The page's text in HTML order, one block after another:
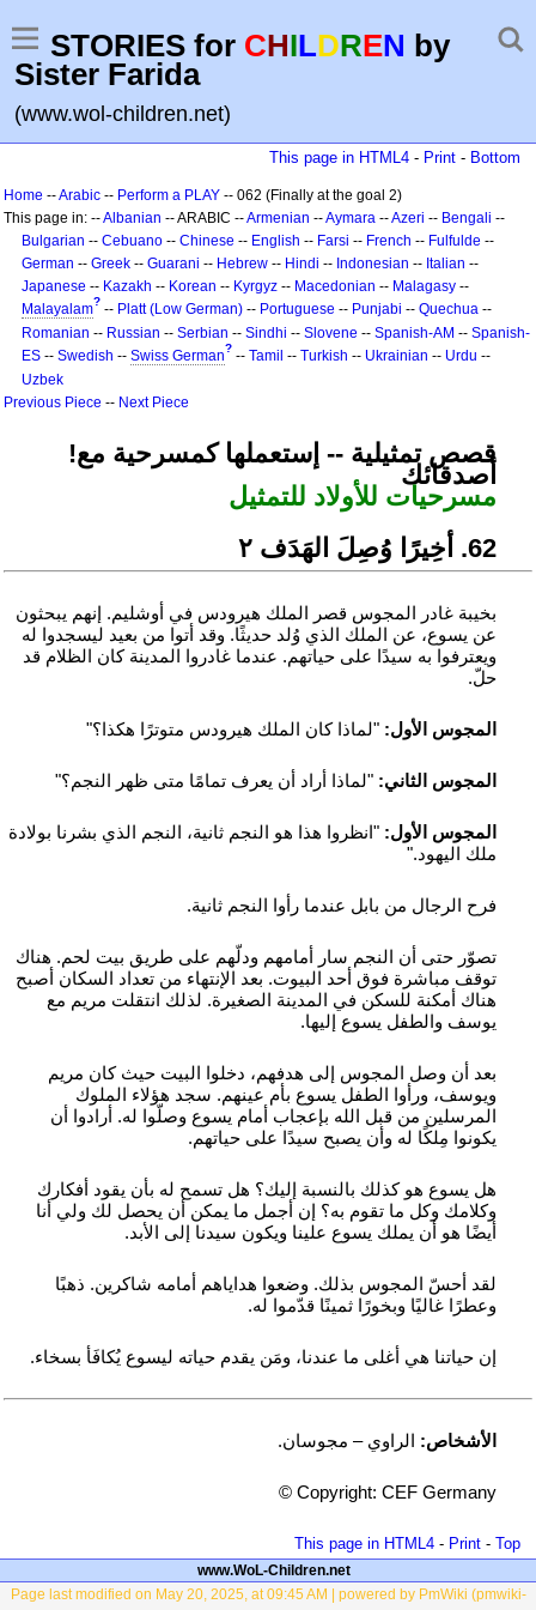
STORIES for CHILDREN by
Sister Farida
(www.wol-children.net)
This page in HTML4 - Print - Bottom
Home --Arabic -- Perform a PLAY -- 062 (Finally at the goal 2)
This page in: --Albanian -- ARABIC --Armenian --Aymara --Azeri -- Bengali --
Bulgarian -- Cebuano -- Chinese -- English -- Farsi -- French -- Fulfulde --
German -- Greek -- Guarani -- Hebrew -- Hindi -- Indonesian -- Italian --
Japanese -- Kazakh -- Korean -- Kyrgyz -- Macedonian -- Malagasy --
Malayalam? -- Platt (Low German) -- Portuguese -- Punjabi -- Quechua --
Romanian -- Russian -- Serbian -- Sindhi -- Slovene -- Spanish-AM -- Spanish-
ES -- Swedish -- Swiss German? -- Tamil -- Turkish -- Ukrainian -- Urdu --
Uzbek
Previous Piece -- Next Piece
!قصص تمثيلية -- إستعملها كمسرحية مع
أصدقائك
مسرحيات للأولاد للتمثيل
26. أخِيرًا وُصِلَ الهَدَف ٢
بخيبة غادر المجوس قصر الملك هيرودس في أوشليم. إنهم يبحثون
عن يسوع، عن الملك الذي وُلد حديثًا. وقد أتوا من بعيد ليسجدوا له
ويعترفوا به سيدًا على حياتهم. عندما غادروا المدينة كان الظلام قد
حلّ.
المجوس الأول: "لماذا كان الملك هيرودس متوترًا هكذا؟"
المجوس الثاني: "لماذا أراد أن يعرف تمامًا متى ظهر النجم؟"
المجوس الأول: "انظروا هذا هو النجم ثانية، النجم الذي بشرنا بولادة
ملك اليهود."
فرح الرجال من بابل عندما رأوا النجم ثانية.
تصوّر حتى أن النجم سار أمامهم ودلّهم على طريق بيت لحم. هناك
توقف مباشرة فوق أحد البيوت. بعد الإنتهاء من تعداد السكان أصبح
هناك أمكنة للسكن في المدينة الصغيرة. لذلك انتقلت مريم مع
يوسف والطفل يسوع إليها.
بعد أن وصل المجوس إلى هدفهم، دخلوا البيت حيث كان مريم
ويوسف، ورأوا الطفل يسوع بأم عينهم. سجد هؤلاء الملوك
المرسلين من قبل الله بإعجاب أمام يسوع وصلّوا له. أرادوا أن
يكونوا مِلكًا له وأن يصبح سيدًا على حياتهم.
هل يسوع هو كذلك بالنسبة إليك؟ هل تسمح له بأن يقود أفكارك
وكلامك وكل ما تقوم به؟ إن أجمل ما يمكن أن يحصل لك ولي أنا
أيضًا هو أن يملك يسوع علينا ويكون سيدنا إلى الأبد.
لقد أحسّ المجوس بذلك. وضعوا هداياهم أمامه شاكرين. ذهبًا
وعطرًا غاليًا وبخورًا ثمينًا قدّموا له.
إن حياتنا هي أغلى ما عندنا، ومَن يقدم حياته ليسوع يُكافَأ بسخاء.
الأشخاص: الراوي – مجوسان.
ynamreG FEC :thgirypoC ©
This page in HTML4 - Print - Top
www.WoL-Children.net
Page last modified on May 20, 2025, at 09:45 AM | powered by PmWiki (pmwiki-